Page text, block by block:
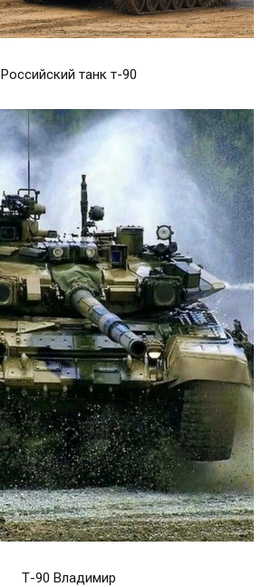
Российский танк т-90
Т-90 Владимир